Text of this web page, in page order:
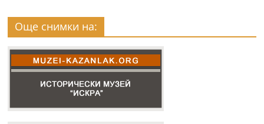
Още снимки на: